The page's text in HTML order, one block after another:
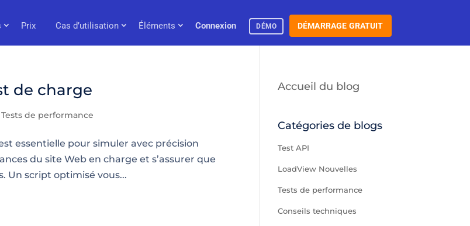
Prix Cas d’utilisation Éléments Connexion DÉMO DÉMARRAGE GRATUIT
de charge
Tests de performance
essentielle pour simuler avec précision
du site Web en charge et s’assurer que
Un script optimisé vous...
Accueil du blog
Catégories de blogs
Test API
LoadView Nouvelles
Tests de performance
Conseils techniques